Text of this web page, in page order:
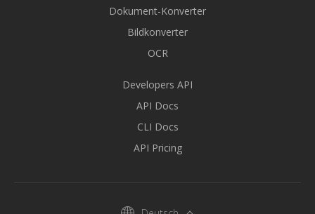
Dokument-Konverter
Bildkonverter
OCR
Developers API
API Docs
CLI Docs
API Pricing